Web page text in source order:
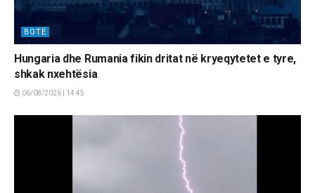
BOTË
Hungaria dhe Rumania fikin dritat në kryeqytetet e tyre,
shkak nxehtësia
06/08/2026 | 14:45